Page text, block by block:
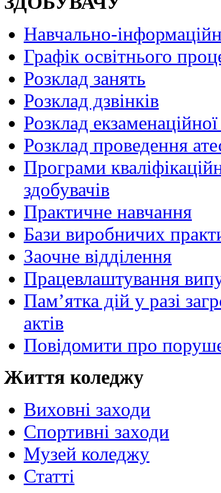
Навчально-
Графік освітнього
Розклад занять
Розклад дзвінків
Розклад екзаменаційної
Розклад проведення
Програми
здобувачів
Практичне навчання
Бази виробничих
Заочне відділення
Працевлаштування
Пам’ятка дій у разі
актів
Повідомити про
Життя коледжу
Виховні заходи
Спортивні заходи
Музей коледжу
Статті